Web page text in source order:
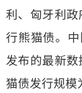
利、匈牙利
行熊猫债。
发布的最新
猫债发行规模